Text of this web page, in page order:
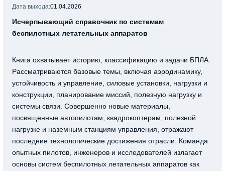
Дата выхода:01.04.2026
Исчерпывающий справочник по системам
беспилотных летательных аппаратов
Книга охватывает историю, классификацию и задачи БПЛА.
Рассматриваются базовые темы, включая аэродинамику,
устойчивость и управление, силовые установки, нагрузки и
конструкции, планирование миссий, полезную нагрузку и
системы связи. Совершенно новые материалы,
посвященные автопилотам, квадрокоптерам, полезной
нагрузке и наземным станциям управления, отражают
последние технологические достижения отрасли. Команда
опытных пилотов, инженеров и исследователей излагает
основы систем беспилотных летательных аппаратов как